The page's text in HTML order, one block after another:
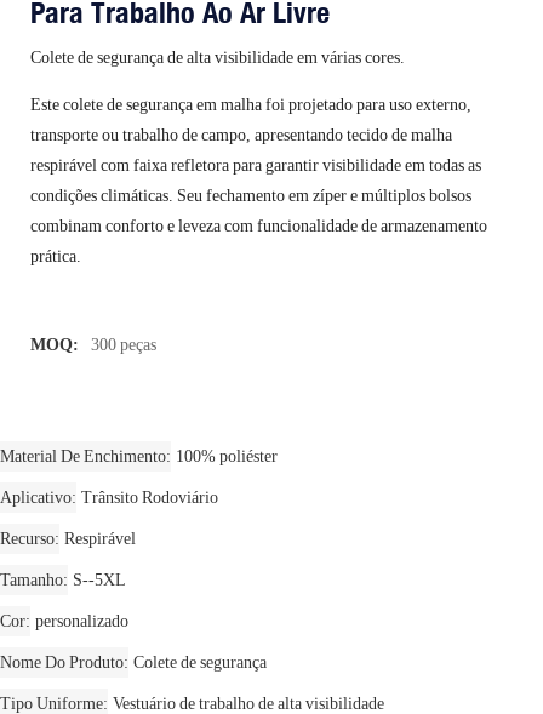
Para Trabalho Ao Ar Livre
Colete de segurança de alta visibilidade em várias cores.
Este colete de segurança em malha foi projetado para uso externo,
transporte ou trabalho de campo, apresentando tecido de malha
respirável com faixa refletora para garantir visibilidade em todas as
condições climáticas. Seu fechamento em zíper e múltiplos bolsos
combinam conforto e leveza com funcionalidade de armazenamento
prática.
MOQ: 300 peças
Material De Enchimento 100% poliéster
Aplicativo Trânsito Rodoviário
Recurso Respirável
Tamanho S--5XL
Cor personalizado
Nome Do Produto Colete de segurança
Tipo Uniforme Vestuário de trabalho de alta visibilidade